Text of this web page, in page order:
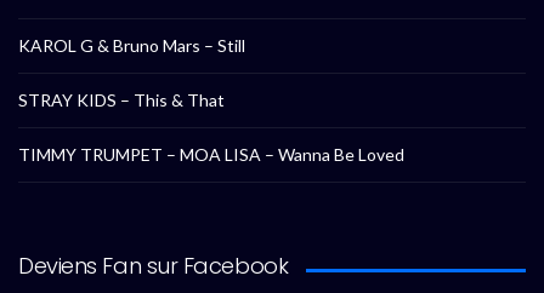
KAROL G & Bruno Mars – Still
STRAY KIDS – This & That
TIMMY TRUMPET – MOA LISA – Wanna Be Loved
Deviens Fan sur Facebook